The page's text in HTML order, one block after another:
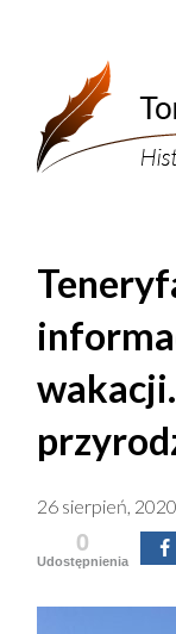
26 sierpień,
0
Udostępnienia